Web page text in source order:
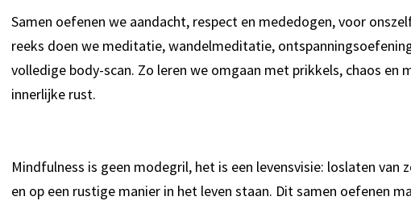
Samen oefenen we aandacht, respect en mededogen, voor
reeks doen we meditatie, wandelmeditatie,
volledige body-scan. Zo leren we omgaan met prikkels, chaos en
innerlijke rust.
Mindfulness is geen modegril, het is een levensvisie: loslaten
en op een rustige manier in het leven staan. Dit samen oefenen